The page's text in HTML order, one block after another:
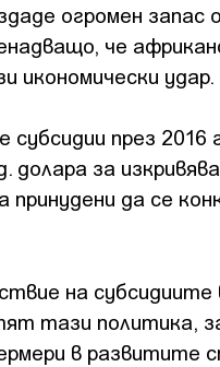
огромен запас
че
удар.
субсидии през
долара за
да се
на субсидиите
тази политика,
в развитите